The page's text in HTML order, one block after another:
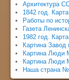
Архитектура
1842 год.
Работы по
Газета
1982 год.
Картина Завод
Картина Люди
Картина Люди
Наша страна